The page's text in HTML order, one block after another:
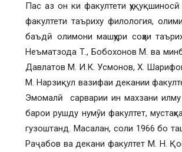
Пас аз он ки факултети
факултети таъриху филология,
баъдӣ олимони машҳури соҳаи
Неъматзода Т., Бобохонов М. ва
Давлатов М. И.К. Усмонов, Х.
М. Нарзиқул вазифаи декании
Эмомалӣ сарварии ин махзани
барои рушду нумӯи факултет,
гузоштанд. Масалан, соли 1966 бо
Раҷабов ва декани факултет М. Н.